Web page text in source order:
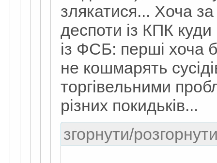
злякатися... Хоча
деспоти із КПК куди
із ФСБ: перші хоча
не кошмарять
торгівельними
різних покидьків...
згорнути/